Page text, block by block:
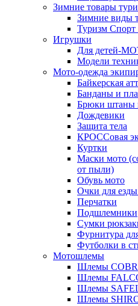
Зимние товары
Зимние виды
Туризм
Игрушки
Для детей-
Модели
Мото-одежда
Байкерская
Банданы и
Брюки штаны
Дождевики
Защита тела
КРОССовая
Куртки
Маски мото
от пыли)
Обувь мото
Очки для
Перчатки
Подшлемники
Сумки
Фурнитура
Футболки в
Мотошлемы
Шлемы
Шлемы
Шлемы
Шлемы